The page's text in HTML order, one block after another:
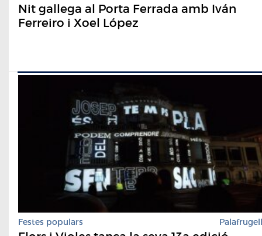
Nit gallega al Porta Ferrada amb Iván
Ferreiro i Xoel López
Festes populars Palafrugell